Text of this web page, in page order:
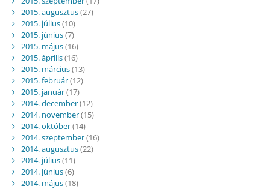
2015. augusztus(27)
2015. július(10)
2015. június(7)
2015. május(16)
2015. április(16)
2015. március(13)
2015. február(12)
2015. január(17)
2014. december(12)
2014. november(15)
2014. október(14)
2014. szeptember(16)
2014. augusztus(22)
2014. július(11)
2014. június(6)
2014. május(18)